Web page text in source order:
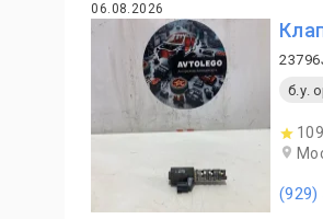
06.08.2026
б.у.
109
(929)